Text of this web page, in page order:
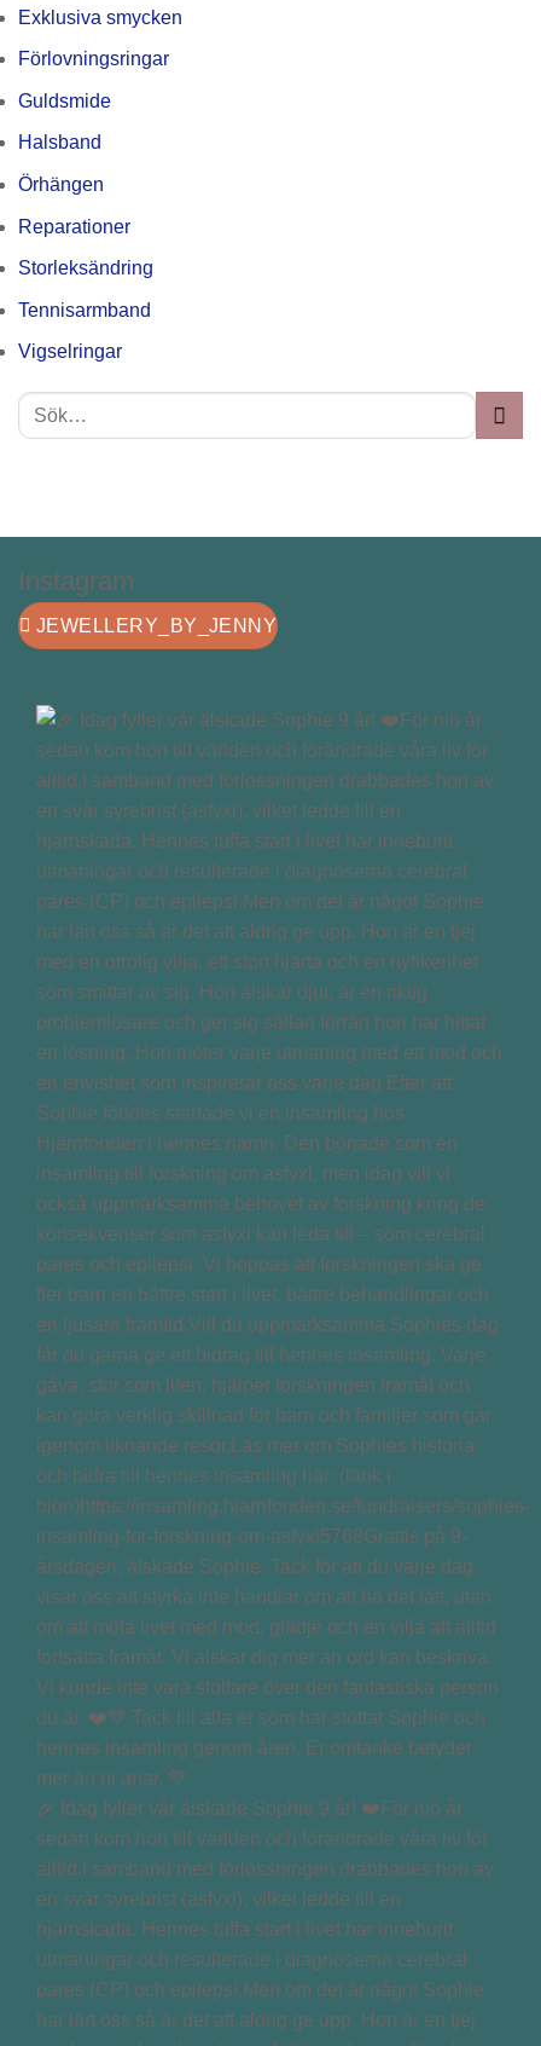
Exklusiva smycken
Förlovningsringar
Guldsmide
Halsband
Örhängen
Reparationer
Storleksändring
Tennisarmband
Vigselringar
Instagram
JEWELLERY_BY_JENNY
🎉 Idag fyller vår älskade Sophie 9 år! ❤️För nio år
sedan kom hon till världen och förändrade våra liv för
alltid.I samband med förlossningen drabbades hon av
en svår syrebrist (asfyxi), vilket ledde till en
hjärnskada. Hennes tuffa start i livet har inneburit
utmaningar och resulterade i diagnoserna cerebral
pares (CP) och epilepsi.Men om det är något Sophie
har lärt oss så är det att aldrig ge upp. Hon är en tjej